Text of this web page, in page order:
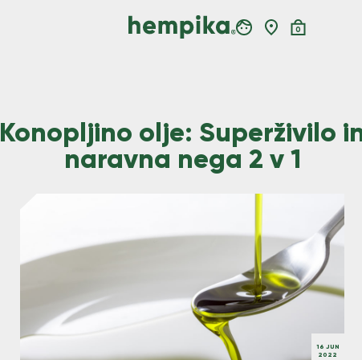
0
Konopljino olje: Superživilo
naravna nega 2 v 1
16 JUN
2022